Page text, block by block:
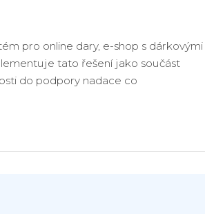
pro online dary, e-shop s dárkovými
tato řešení jako součást
do podpory nadace co